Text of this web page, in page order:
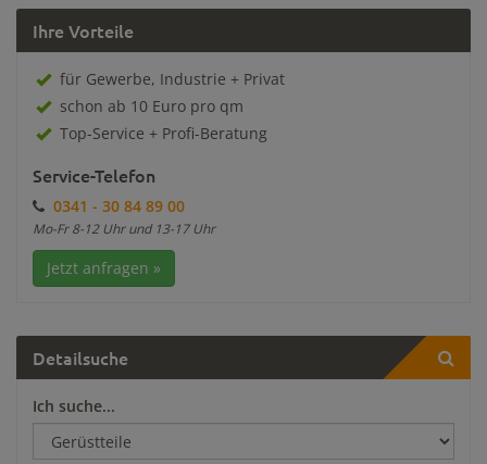
Ihre Vorteile
für Gewerbe, Industrie + Privat
schon ab 10 Euro pro qm
Top-Service + Profi-Beratung
Service-Telefon
0341 - 30 84 89 00
Mo-Fr 8-12 Uhr und 13-17 Uhr
Jetzt anfragen »
Detailsuche
Ich suche...